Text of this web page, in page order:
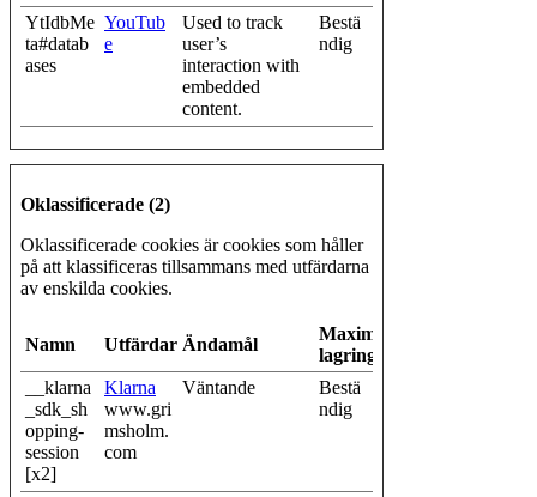
YtIdbMe
ta#datab
ases
YouTub
e
Used to track
user’s
interaction with
embedded
content.
Bestä
ndig
Oklassificerade (2)
Oklassificerade cookies är cookies som håller
på att klassificeras tillsammans med utfärdarna
av enskilda cookies.
Namn UtfärdareÄndamål
Maximal
lagringstid
__klarna
_sdk_sh
opping-
session
[x2]
Klarna
www.gri
msholm.
com
Väntande
Bestä
ndig